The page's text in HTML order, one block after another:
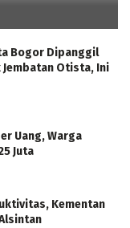
Bogor Dipanggil
Otista, Ini
Uang, Warga
Juta
Kementan